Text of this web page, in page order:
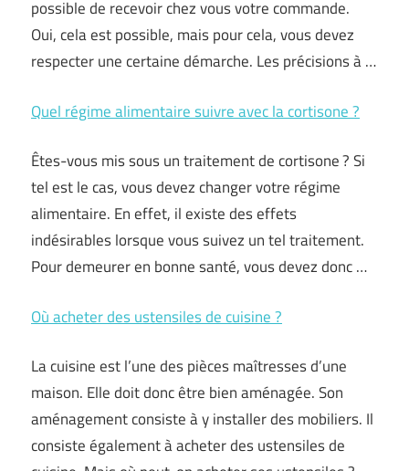
possible de recevoir chez vous votre commande.
Oui, cela est possible, mais pour cela, vous devez
respecter une certaine démarche. Les précisions à …
Quel régime alimentaire suivre avec la cortisone ?
Êtes-vous mis sous un traitement de cortisone ? Si
tel est le cas, vous devez changer votre régime
alimentaire. En effet, il existe des effets
indésirables lorsque vous suivez un tel traitement.
Pour demeurer en bonne santé, vous devez donc …
Où acheter des ustensiles de cuisine ?
La cuisine est l’une des pièces maîtresses d’une
maison. Elle doit donc être bien aménagée. Son
aménagement consiste à y installer des mobiliers. Il
consiste également à acheter des ustensiles de